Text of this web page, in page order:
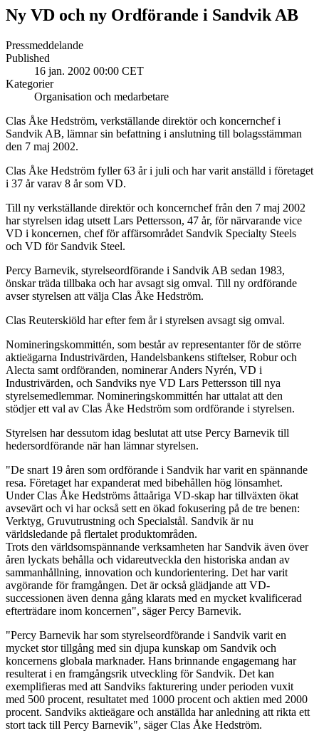
Ny VD och ny Ordförande i Sandvik AB
Pressmeddelande
Published
16 jan. 2002 00:00 CET
Kategorier
Organisation och medarbetare
Clas Åke Hedström, verkställande direktör och koncernchef i
Sandvik AB, lämnar sin befattning i anslutning till bolagsstämman
den 7 maj 2002.
Clas Åke Hedström fyller 63 år i juli och har varit anställd i företaget
i 37 år varav 8 år som VD.
Till ny verkställande direktör och koncernchef från den 7 maj 2002
har styrelsen idag utsett Lars Pettersson, 47 år, för närvarande vice
VD i koncernen, chef för affärsområdet Sandvik Specialty Steels
och VD för Sandvik Steel.
Percy Barnevik, styrelseordförande i Sandvik AB sedan 1983,
önskar träda tillbaka och har avsagt sig omval. Till ny ordförande
avser styrelsen att välja Clas Åke Hedström.
Clas Reuterskiöld har efter fem år i styrelsen avsagt sig omval.
Nomineringskommittén, som består av representanter för de större
aktieägarna Industrivärden, Handelsbankens stiftelser, Robur och
Alecta samt ordföranden, nominerar Anders Nyrén, VD i
Industrivärden, och Sandviks nye VD Lars Pettersson till nya
styrelsemedlemmar. Nomineringskommittén har uttalat att den
stödjer ett val av Clas Åke Hedström som ordförande i styrelsen.
Styrelsen har dessutom idag beslutat att utse Percy Barnevik till
hedersordförande när han lämnar styrelsen.
"De snart 19 åren som ordförande i Sandvik har varit en spännande
resa. Företaget har expanderat med bibehållen hög lönsamhet.
Under Clas Åke Hedströms åttaåriga VD-skap har tillväxten ökat
avsevärt och vi har också sett en ökad fokusering på de tre benen:
Verktyg, Gruvutrustning och Specialstål. Sandvik är nu
världsledande på flertalet produktområden.
Trots den världsomspännande verksamheten har Sandvik även över
åren lyckats behålla och vidareutveckla den historiska andan av
sammanhållning, innovation och kundorientering. Det har varit
avgörande för framgången. Det är också glädjande att VD-
successionen även denna gång klarats med en mycket kvalificerad
efterträdare inom koncernen", säger Percy Barnevik.
"Percy Barnevik har som styrelseordförande i Sandvik varit en
mycket stor tillgång med sin djupa kunskap om Sandvik och
koncernens globala marknader. Hans brinnande engagemang har
resulterat i en framgångsrik utveckling för Sandvik. Det kan
exemplifieras med att Sandviks fakturering under perioden vuxit
med 500 procent, resultatet med 1000 procent och aktien med 2000
procent. Sandviks aktieägare och anställda har anledning att rikta ett
stort tack till Percy Barnevik", säger Clas Åke Hedström.